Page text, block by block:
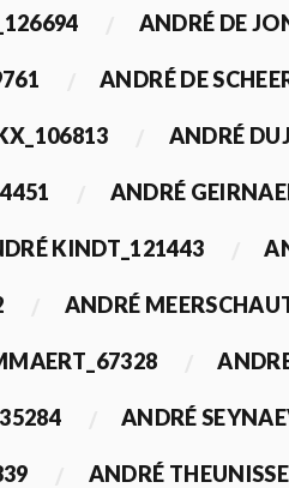
ANDRÉ DE
ANDRÉ DE
ANDRÉ
ANDRÉ
KINDT_121443
ANDRÉ
ANDRÉ
ANDRÉ